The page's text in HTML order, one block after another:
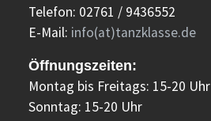
Telefon: 02761 / 9436552
E-Mail: info(at)tanzklasse.de
Öffnungszeiten:
Montag bis Freitags: 15-20 Uhr
Sonntag: 15-20 Uhr